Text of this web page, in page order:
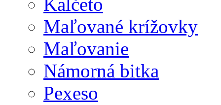
Maľované krížovky
Maľovanie
Námorná bitka
Pexeso